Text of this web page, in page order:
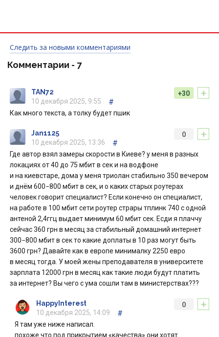
Следить за новыми комментариями
Комментарии - 7
+
+30
TAN72
10 декабря 2025, 9:55
#
Как много текста, а толку будет пшик
+
0
Jan1125
10 декабря 2025, 13:36
#
Где автор взял замеры скорости в Киеве? у меня в разных
локациях от 40 до 75 мбит в сек и на водфоне
и на киевстаре, дома у меня триолан стабильно 350 вечером
и днём 600−800 мбит в сек, и о каких старых роутерах
человек говорит специалист? Если конечно он специалист,
на работе в 100 мбит сети роутер страры тплинк 740 с одной
антеной 2,4ггц выдает минимум 60 мбит сек. Есди я плаччу
сейчас 360 грн в месяц за стабильный домашний интернет
300−800 мбит в сек то какие доплаты в 10 раз могут быть
3600 грн? Давайте как в европе минималку 2250 евро
в месяц тогда. У моей жены преподавателя в университете
зарплата 12000 грн в месяц как такие люди будут платить
за интернет? Вы чего с ума сошли там в министерствах???
+
0
HappyInterest
10 декабря 2025, 14:09
#
Я там уже ниже написал.
похоже что под прикрытием «качества» они хотят